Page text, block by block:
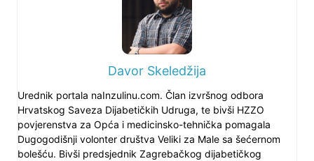
Davor Skeledžija
Urednik portala naInzulinu.com. Član izvršnog odbora
Hrvatskog Saveza Dijabetičkih Udruga, te bivši HZZO
povjerenstva za Opća i medicinsko-tehnička pomagala
Dugogodišnji volonter društva Veliki za Male sa šećernom
bolešću. Bivši predsjednik Zagrebačkog dijabetičkog